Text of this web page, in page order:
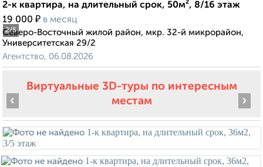
2/5
2-к квартира, на длительный срок, 50м², 8/16 этаж
19 000 ₽ в месяц
Северо-Восточный жилой район, мкр. 32-й микрорайон,
Университетская 29/2
Агентство, 06.08.2026
Виртуальные 3D-туры по интересным
местам
‹ ›